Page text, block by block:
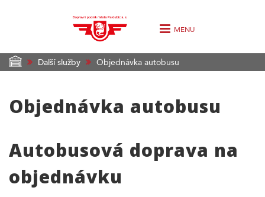
MENU
Další služby Objednávka autobusu
Objednávka autobusu
Autobusová doprava na
objednávku